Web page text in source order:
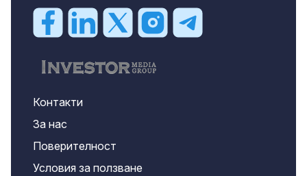
Контакти
За нас
Поверителност
Условия за ползване